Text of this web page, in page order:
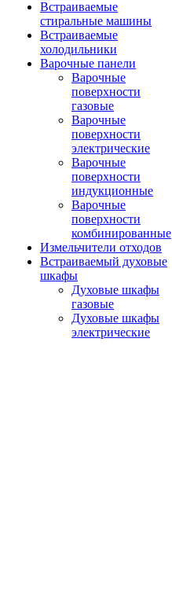
Встраиваемые
стиральные машины
Встраиваемые
холодильники
Варочные панели
Варочные
поверхности
газовые
Варочные
поверхности
электрические
Варочные
поверхности
индукционные
Варочные
поверхности
комбинированные
Измельчители отходов
Встраиваемый духовые
шкафы
Духовые шкафы
газовые
Духовые шкафы
электрические